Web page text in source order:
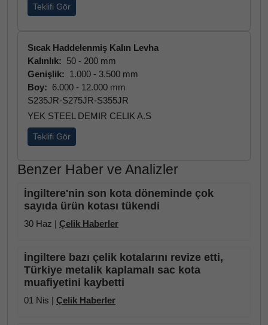
Teklifi Gör
Sıcak Haddelenmiş Kalın Levha
Kalınlık: 50 - 200 mm
Genişlik: 1.000 - 3.500 mm
Boy: 6.000 - 12.000 mm
S235JR-S275JR-S355JR
YEK STEEL DEMIR CELIK A.S
Teklifi Gör
Benzer Haber ve Analizler
İngiltere'nin son kota döneminde çok
sayıda ürün kotası tükendi
30 Haz | Çelik Haberler
İngiltere bazı çelik kotalarını revize etti,
Türkiye metalik kaplamalı sac kota
muafiyetini kaybetti
01 Nis | Çelik Haberler